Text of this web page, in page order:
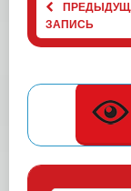
ЗАПИСЬ